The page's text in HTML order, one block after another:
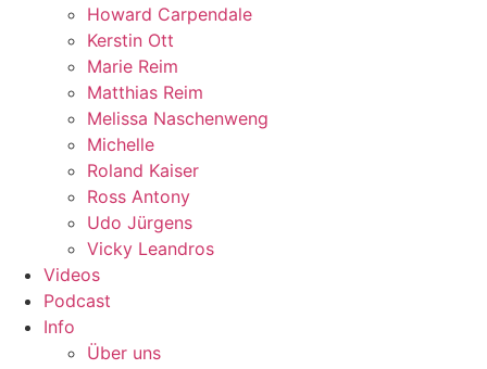
Howard Carpendale
Kerstin Ott
Marie Reim
Matthias Reim
Melissa Naschenweng
Michelle
Roland Kaiser
Ross Antony
Udo Jürgens
Vicky Leandros
Videos
Podcast
Info
Über uns